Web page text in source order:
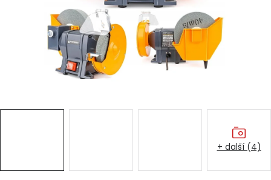
Vánoce
Ochranné pomůcky
+ další (4)